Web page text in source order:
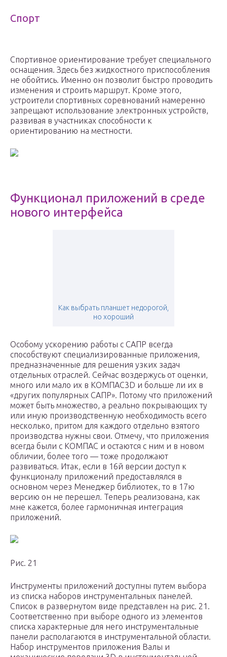
Спорт
Спортивное ориентирование требует специального
оснащения. Здесь без жидкостного приспособления
не обойтись. Именно он позволит быстро проводить
изменения и строить маршрут. Кроме этого,
устроители спортивных соревнований намеренно
запрещают использование электронных устройств,
развивая в участниках способности к
ориентированию на местности.
Функционал приложений в среде
нового интерфейса
Как выбрать планшет недорогой,
но хороший
Особому ускорению работы с САПР всегда
способствуют специализированные приложения,
предназначенные для решения узких задач
отдельных отраслей. Сейчас воздержусь от оценки,
много или мало их в КОМПАС­3D и больше ли их в
«других популярных САПР». Потому что приложений
может быть множество, а реально покрывающих ту
или иную производственную необходимость всего
несколько, притом для каждого отдельно взятого
производства нужны свои. Отмечу, что приложения
всегда были с КОМПАС и остаются с ним и в новом
обличии, более того — тоже продолжают
развиваться. Итак, если в 16­й версии доступ к
функционалу приложений предоставлялся в
основном через Менеджер библиотек, то в 17­ю
версию он не перешел. Теперь реализована, как
мне кажется, более гармоничная интеграция
приложений.
Рис. 21
Инструменты приложений доступны путем выбора
из списка наборов инструментальных панелей.
Список в развернутом виде представлен на рис. 21.
Соответственно при выборе одного из элементов
списка характерные для него инструментальные
панели располагаются в инструментальной области.
Набор инструментов приложения Валы и